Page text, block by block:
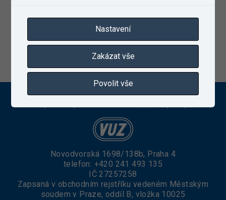
Novodvorská 1698/138b, Praha 4
telefon: +420 241 493 135
IČ 27257258
Zapsaná v obchodním rejstříku vedeném Městským
soudem v Praze, oddíl B, vložka 10025
Nastavení
Zakázat vše
Povolit vše